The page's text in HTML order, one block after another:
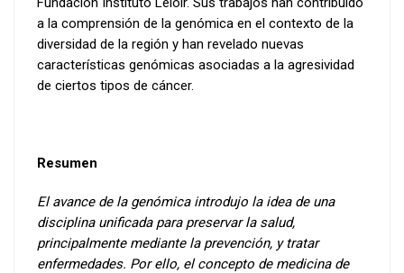
a la comprensión de la genómica en el contexto de la
diversidad de la región y han revelado nuevas
características genómicas asociadas a la agresividad
de ciertos tipos de cáncer.
Resumen
El avance de la genómica introdujo la idea de una
disciplina unificada para preservar la salud,
principalmente mediante la prevención, y tratar
enfermedades. Por ello, el concepto de medicina de